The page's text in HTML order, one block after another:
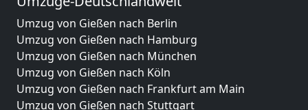
Umzug von Gießen nach Berlin
Umzug von Gießen nach Hamburg
Umzug von Gießen nach München
Umzug von Gießen nach Köln
Umzug von Gießen nach Frankfurt am Main
Umzug von Gießen nach Stuttgart